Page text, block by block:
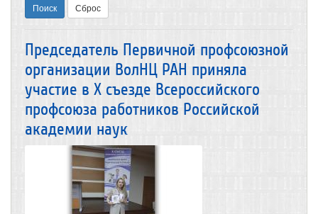
Поиск Сброс
Председатель Первичной профсоюзной
организации ВолНЦ РАН приняла
участие в X съезде Всероссийского
профсоюза работников Российской
академии наук